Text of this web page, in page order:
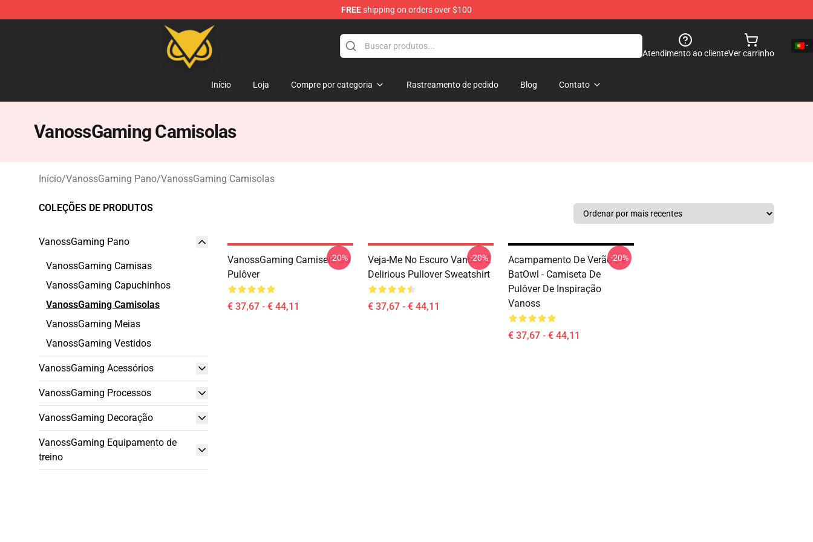
FREEshipping on orders over $100
Vanossgaming Store - Official Vanossgaming Merchandise Shop
Atendimento ao clienteVer carrinho
Início Loja Compre por categoria Rastreamento de pedido Blog Contato
VanossGaming Camisolas
Início/VanossGaming Pano/VanossGaming Camisolas
COLEÇÕES DE PRODUTOS
VanossGaming Pano
VanossGaming Camisas
VanossGaming Capuchinhos
VanossGaming Camisolas
VanossGaming Meias
VanossGaming Vestidos
VanossGaming Acessórios
VanossGaming Processos
VanossGaming Decoração
VanossGaming Equipamento de
treino
VanossGaming Camiseta De
Pulôver
€ 37,67 - € 44,11
-20%
Veja-Me No Escuro Vanoss E
Delirious Pullover Sweatshirt
€ 37,67 - € 44,11
-20%
Acampamento De Verão De
BatOwl - Camiseta De
Pulôver De Inspiração
Vanoss
€ 37,67 - € 44,11
-20%